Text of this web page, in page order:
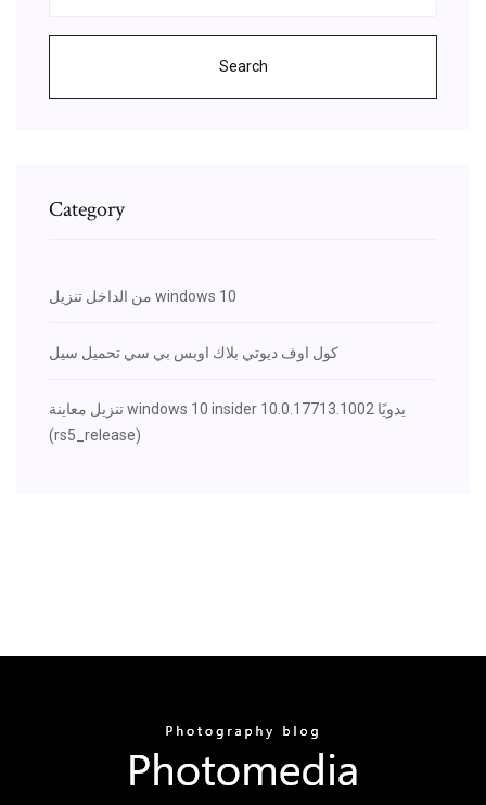
Search
Category
من الداخل تنزيل windows 10
كول اوف ديوتي بلاك اوبس بي سي تحميل سيل
تنزيل معاينة windows 10 insider 10.0.17713.1002 يدويًا
(rs5_release)